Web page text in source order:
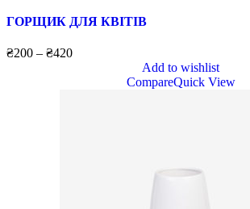
ГОРЩИК ДЛЯ КВІТІВ
₴200 – ₴420
Add to wishlist
CompareQuick View